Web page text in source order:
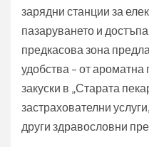
зарядни станции за
пазаруването и
предкасова зона
удобства – от
закуски в „Старата
застрахователни
други здравословни